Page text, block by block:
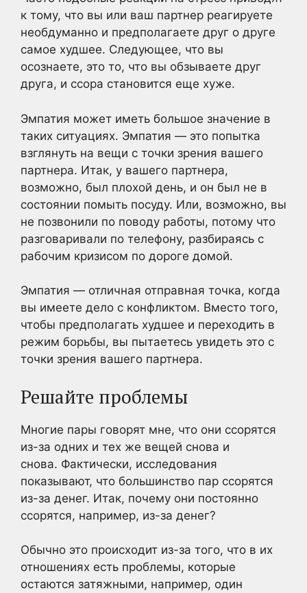
к тому, что вы или ваш партнер реагируете
необдуманно и предполагаете друг о друге
самое худшее. Следующее, что вы
осознаете, это то, что вы обзываете друг
друга, и ссора становится еще хуже.
Эмпатия может иметь большое значение в
таких ситуациях. Эмпатия — это попытка
взглянуть на вещи с точки зрения вашего
партнера. Итак, у вашего партнера,
возможно, был плохой день, и он был не в
состоянии помыть посуду. Или, возможно, вы
не позвонили по поводу работы, потому что
разговаривали по телефону, разбираясь с
рабочим кризисом по дороге домой.
Эмпатия — отличная отправная точка, когда
вы имеете дело с конфликтом. Вместо того,
чтобы предполагать худшее и переходить в
режим борьбы, вы пытаетесь увидеть это с
точки зрения вашего партнера.
Решайте проблемы
Многие пары говорят мне, что они ссорятся
из-за одних и тех же вещей снова и
снова. Фактически, исследования
показывают, что большинство пар ссорятся
из-за денег. Итак, почему они постоянно
ссорятся, например, из-за денег?
Обычно это происходит из-за того, что в их
отношениях есть проблемы, которые
остаются затяжными, например, один